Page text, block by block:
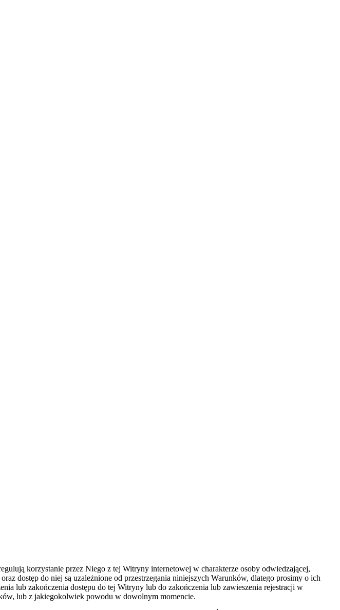
korzystanie przez Niego z tej Witryny internetowej w charakterze osoby odwiedzającej,
dostęp do niej są uzależnione od przestrzegania niniejszych Warunków, dlatego prosimy o ich
lub zakończenia dostępu do tej Witryny lub do zakończenia lub zawieszenia rejestracji w
lub z jakiegokolwiek powodu w dowolnym momencie.